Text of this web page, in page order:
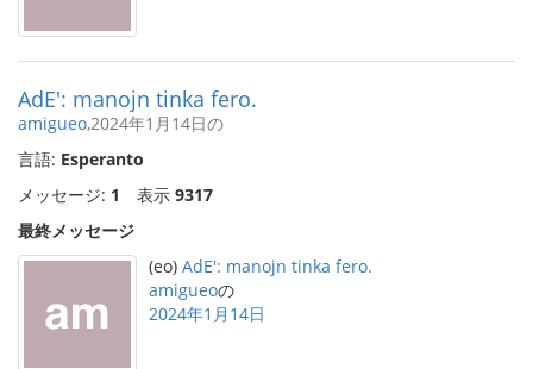
AdE': manojn tinka fero.
amigueo,2024年1月14日の
言語: Esperanto
メッセージ: 1 表示 9317
最終メッセージ
(eo) AdE': manojn tinka fero.
amigueoの
2024年1月14日